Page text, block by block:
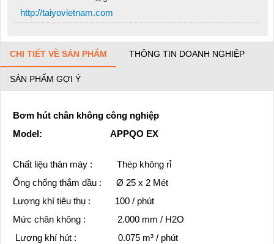
http://taiyovietnam.com
CHI TIẾT VỀ SẢN PHẨM THÔNG TIN DOANH NGHIỆP
SẢN PHẨM GỢI Ý
Bơm hút chân không công nghiệp
Model: APPQO EX
Chất liệu thân máy : Thép không rỉ
Ống chống thắm dầu : Ø 25 x 2 Mét
Lượng khí tiêu thụ : 100 / phút
Mức chân không : 2.000 mm / H2O
Lượng khí hút : 0.075 m³ / phút